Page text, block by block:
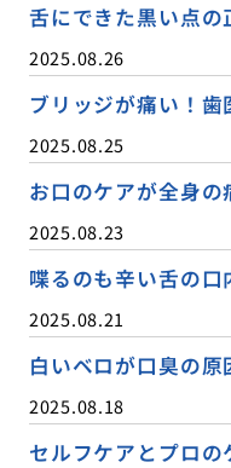
舌にできた黒い点の
2025.08.26
ブリッジが痛い！
2025.08.25
お口のケアが全身の
2025.08.23
喋るのも辛い舌の
2025.08.21
白いベロが口臭の
2025.08.18
セルフケアとプロ